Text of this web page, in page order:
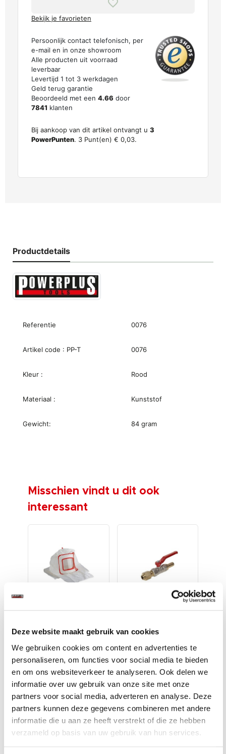
Deze website maakt gebruik van cookies
We gebruiken cookies om content en advertenties te
personaliseren, om functies voor social media te bieden
en om ons websiteverkeer te analyseren. Ook delen we
informatie over uw gebruik van onze site met onze
partners voor social media, adverteren en analyse. Deze
partners kunnen deze gegevens combineren met andere
informatie die u aan ze heeft verstrekt of die ze hebben
verzameld op basis van uw gebruik van hun services.
Bekijk je favorieten
Persoonlijk contact telefonisch, per
e-mail en in onze showroom
Alle producten uit voorraad
leverbaar
Levertijd 1 tot 3 werkdagen
Geld terug garantie
Beoordeeld met een 4.66 door
7841 klanten
Bij aankoop van dit artikel ontvangt u 3
PowerPunten. 3 Punt(en) € 0,03.
Productdetails
Referentie 0076
Artikel code : PP-T 0076
Kleur : Rood
Materiaal : Kunststof
Gewicht: 84 gram
Misschien vindt u dit ook
interessant
Straalmasker
€ 12,50
Op voorraad
verzendkosten
Straalpistool /
straalkete...
€ 12,50
Op voorraad
Incl. BTW excl.
verzendkosten